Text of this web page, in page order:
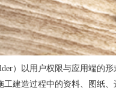
）以用户权限与应用端的
建造过程中的资料、图纸